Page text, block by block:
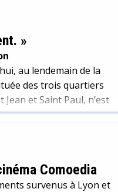
»
au lendemain de la
des trois quartiers
et Saint Paul, n’est
aux rues sinueuses et
Comoedia
survenus à Lyon et